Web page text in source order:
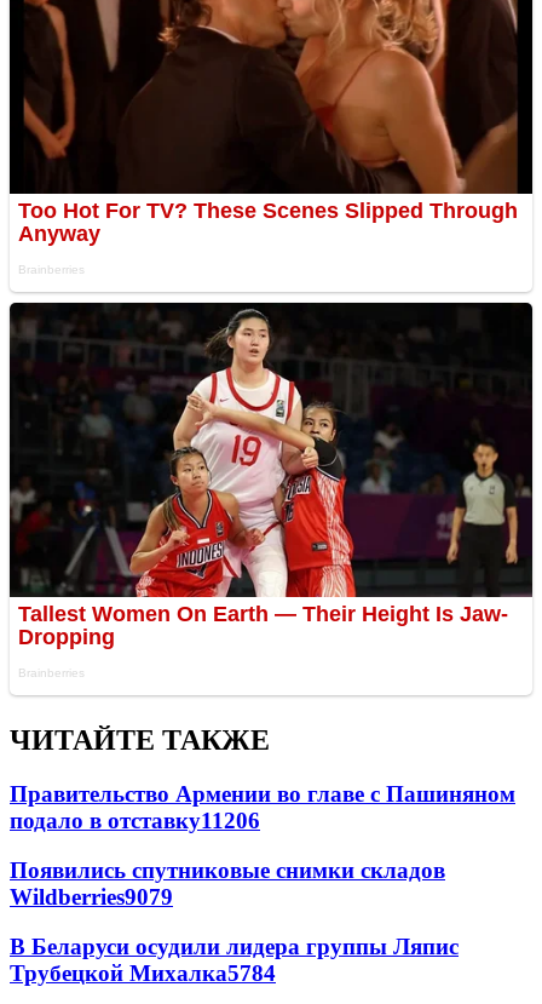
ЧИТАЙТЕ ТАКЖЕ
Правительство Армении во главе с Пашиняном
подало в отставку11206
Появились спутниковые снимки складов
Wildberries9079
В Беларуси осудили лидера группы Ляпис
Трубецкой Михалка5784